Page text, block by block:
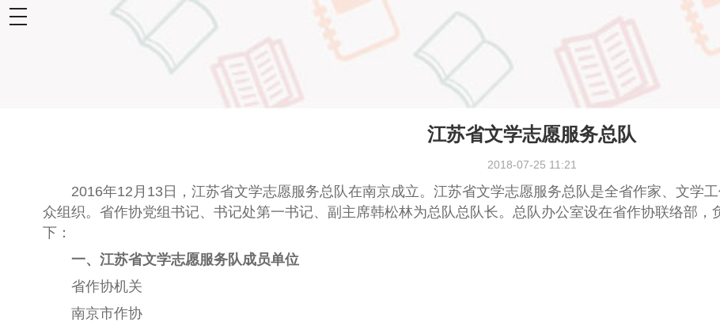
toggle
江苏省文学志愿服务总队
2018-07-25 11:21
2016年12月13日，江苏省文学志愿服务总队在南京成立。 江苏省文学志愿服务总队是全省作家、文学
众组织。省作协党组书记、书记处第一书记、副主席韩松林为总队总队长。总队办公室设在省作协联络部，
下：
一、 江苏省文学志愿服务队成员单位
省作协机关
南京市作协